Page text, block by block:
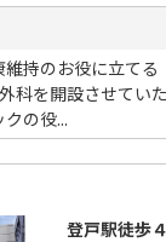
持のお役に立てる
科を開設させてい
の役...
登戸駅徒歩